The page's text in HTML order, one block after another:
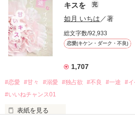
「澪ちゃん。」
それは止まっていた恋が再び動き始め
✨.ﾟ･*..☆.｡.:*✨.☆.｡.:. *:ﾟ✨.ﾟ･*..☆.｡.:*✨
冴木澪-SaekiMio
作品を読む
キスを
完
如月 いちは ／著
総文字数/92,933
恋愛(キケン・ダーク・不良)
1,707
#恋愛 #甘々 #溺愛 #独占欲 #不良 #一途 #イ
#いいねチャンス01
表紙を見る